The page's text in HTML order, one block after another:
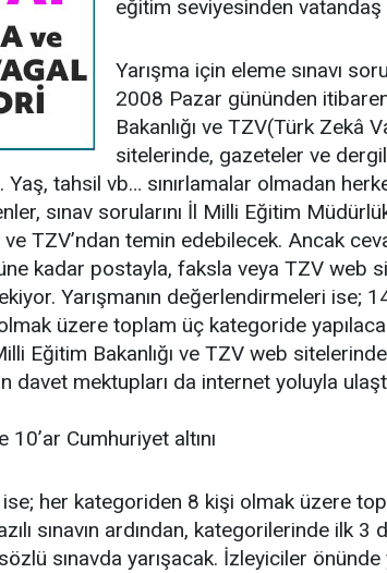
eğitim seviyesinden vatandaş
Yarışma için eleme sınavı
2008 Pazar gününden
Bakanlığı ve TZV(Türk Zekâ
sitelerinde, gazeteler ve
Yaş, tahsil vb… sınırlamalar olmadan
sınav sorularını İl Milli Eğitim
TZV’ndan temin edebilecek. Ancak
kadar postayla, faksla veya TZV web
Yarışmanın değerlendirmeleri ise;
üzere toplam üç kategoride
Eğitim Bakanlığı ve TZV web
davet mektupları da internet yoluyla
Cumhuriyet altını
ise; her kategoriden 8 kişi olmak üzere
sınavın ardından, kategorilerinde ilk 3
sınavda yarışacak. İzleyiciler önünde